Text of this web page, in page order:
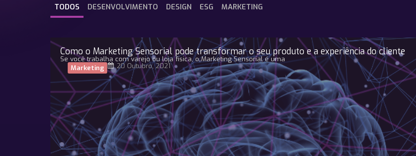
DESENVOLVIMENTO DESIGN ESG MARKETING
TODOS
Como o Marketing Sensorial pode transformar o seu produto e a experiência do cliente
Se você trabalha com varejo ou loja física, o Marketing Sensorial é uma
Marketing
20 Outubro, 2021